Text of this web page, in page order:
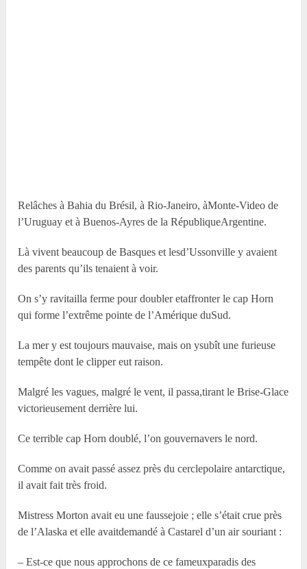
Relâches à Bahia du Brésil, à Rio-Janeiro, àMonte-Video de
l’Uruguay et à Buenos-Ayres de la RépubliqueArgentine.
Là vivent beaucoup de Basques et lesd’Ussonville y avaient
des parents qu’ils tenaient à voir.
On s’y ravitailla ferme pour doubler etaffronter le cap Horn
qui forme l’extrême pointe de l’Amérique duSud.
La mer y est toujours mauvaise, mais on ysubît une furieuse
tempête dont le clipper eut raison.
Malgré les vagues, malgré le vent, il passa,tirant le Brise-Glace
victorieusement derrière lui.
Ce terrible cap Horn doublé, l’on gouvernavers le nord.
Comme on avait passé assez près du cerclepolaire antarctique,
il avait fait très froid.
Mistress Morton avait eu une faussejoie ; elle s’était crue près
de l’Alaska et elle avaitdemandé à Castarel d’un air souriant :
– Est-ce que nous approchons de ce fameuxparadis des